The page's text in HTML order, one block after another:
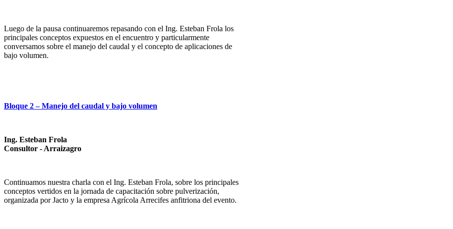
Luego de la pausa continuaremos repasando con el Ing. Esteban Frola los
principales conceptos expuestos en el encuentro y particularmente
conversamos sobre el manejo del caudal y el concepto de aplicaciones de
bajo volumen.
Bloque 2 – Manejo del caudal y bajo volumen
Ing. Esteban Frola
Consultor - Arraizagro
Continuamos nuestra charla con el Ing. Esteban Frola, sobre los principales
conceptos vertidos en la jornada de capacitación sobre pulverización,
organizada por Jacto y la empresa Agrícola Arrecifes anfitriona del evento.